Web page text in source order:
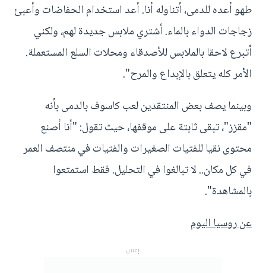
طهو أعده للدمى، أتناوله أنا. أعد استخدام الحفاضات وأعبئ
زجاجات الدواء بالماء. أشتري ملابس جديدة لهم، ولكني
أتبرع لاحقا بالملابس للأصدقاء ومحلات السلع المستعملة.
الأمر كله يتعلق بالإبداع والمرح".
وبينما يصف بعض المنتقدين لعب كاسوف بالدمى بأنه
"مقزز"، تبقى ثابتة على موقفها، حيث تقول: "أنا أصنع
محتوى نقيا للفتيات الصغيرات والفتيات في منتصف العمر
في كل مكان.. لا تبالغوا في التحليل. فقط استمتعوا
بالمشاهدة".
عن روسيا اليوم
إعلان